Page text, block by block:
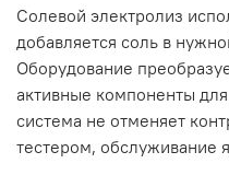
Солевой электролиз
добавляется соль в
Оборудование
активные компоненты
система не отменяет
тестером, обслуживание